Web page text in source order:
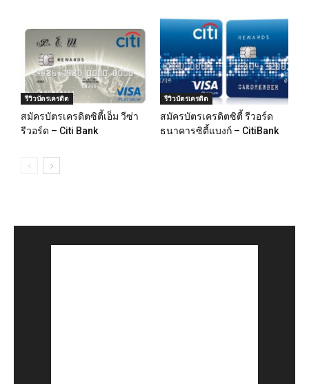
รีวิวบัตรเครดิต
สมัครบัตรเครดิตซิตี้เอ็ม วีซ่า
รีวอร์ด – Citi Bank
รีวิวบัตรเครดิต
สมัครบัตรเครดิตซิตี้ รีวอร์ด
ธนาคารซิตี้แบงก์ – CitiBank